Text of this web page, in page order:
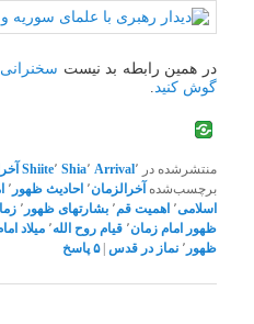
در همین رابطه بد نیست
گوش کنید
منتشرشده در Arrival٬ Shia٬ Shiite٬
برچسب‌شده آخرالزمان٬ احادیث ظهور ٬
اسلامی٬ اهمیت قم٬ بشارتهای ظهور ٬
ظهور امام زمان٬ قیام روح الله٬ میلاد
ظهور ٬ نماز در قدس |۵پاسخ